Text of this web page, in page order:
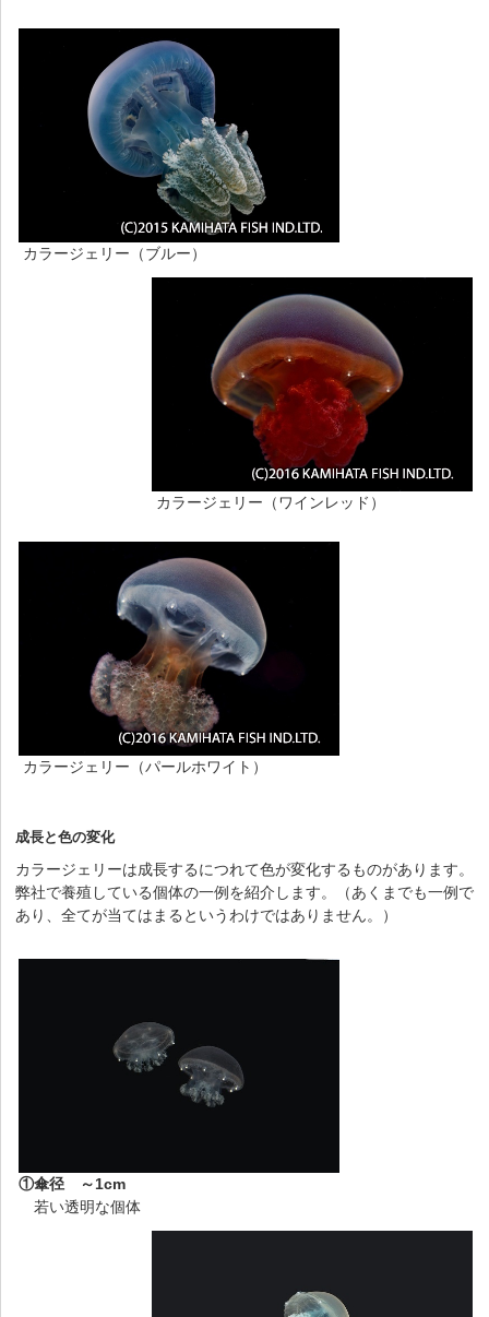
カラージェリー（ブルー）
カラージェリー（ワインレッド）
カラージェリー（パールホワイト）
成長と色の変化
カラージェリーは成長するにつれて色が変化するものがあります。
弊社で養殖している個体の一例を紹介します。
（あくまでも一例で
あり、全てが当てはまるというわけではありません。）
①傘径 ～1cm
若い透明な個体